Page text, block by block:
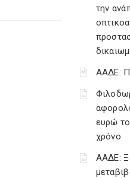
την
ΑΑΔΕ:
ευρώ
χρόνο
ΑΑΔΕ: